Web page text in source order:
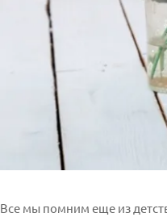
Все мы помним еще из